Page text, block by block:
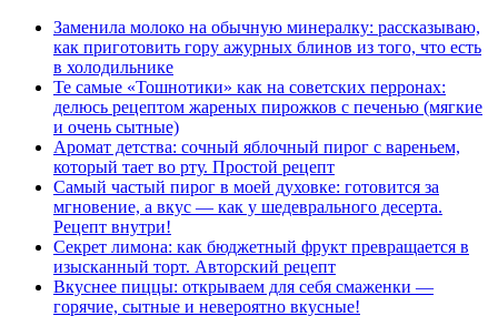
Заменила молоко на обычную минералку: рассказываю,
как приготовить гору ажурных блинов из того, что есть
в холодильнике
Те самые «Тошнотики» как на советских перронах:
делюсь рецептом жареных пирожков с печенью (мягкие
и очень сытные)
Аромат детства: сочный яблочный пирог с вареньем,
который тает во рту. Простой рецепт
Самый частый пирог в моей духовке: готовится за
мгновение, а вкус — как у шедеврального десерта.
Рецепт внутри!
Секрет лимона: как бюджетный фрукт превращается в
изысканный торт. Авторский рецепт
Вкуснее пиццы: открываем для себя смаженки —
горячие, сытные и невероятно вкусные!